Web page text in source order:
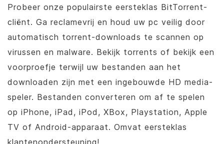
Probeer onze populairste eersteklas BitTorrent-
cliënt. Ga reclamevrij en houd uw pc veilig door
automatisch torrent-downloads te scannen op
virussen en malware. Bekijk torrents of bekijk een
voorproefje terwijl uw bestanden aan het
downloaden zijn met een ingebouwde HD media-
speler. Bestanden converteren om af te spelen
op iPhone, iPad, iPod, XBox, Playstation, Apple
TV of Android-apparaat. Omvat eersteklas
klantenondersteuning!